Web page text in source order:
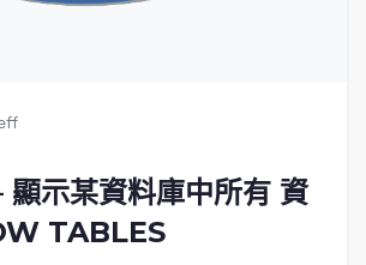
示某資料庫中所有 資
TABLES